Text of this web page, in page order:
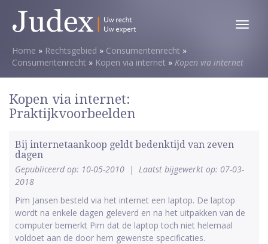
Toggle
Home » Rechtsgebied » Consumentenrecht »
Consumentenrecht » Kopen via internet » Kopen via internet
Kopen via internet:
Praktijkvoorbeelden
Bij internetaankoop geldt bedenktijd van zeven
dagen
Gepubliceerd op: 10-05-2010 | Laatst bijgewerkt op: 07-03-
2018
Pim Jansen besteld via het internet een laptop. De laptop
wordt na enkele dagen geleverd en na het uitpakken van de
computer bemerkt Pim dat de laptop toch niet helemaal
voldoet aan de door hem gewenste specificaties.